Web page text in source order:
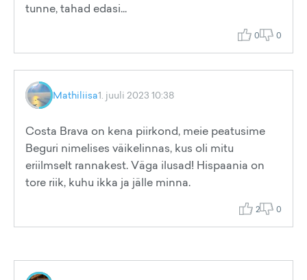
tunne, tahad edasi...
0 0
Mathiliisa1. juuli 2023 10:38
Costa Brava on kena piirkond, meie peatusime
Beguri nimelises väikelinnas, kus oli mitu
eriilmselt rannakest. Väga ilusad! Hispaania on
tore riik, kuhu ikka ja jälle minna.
2 0